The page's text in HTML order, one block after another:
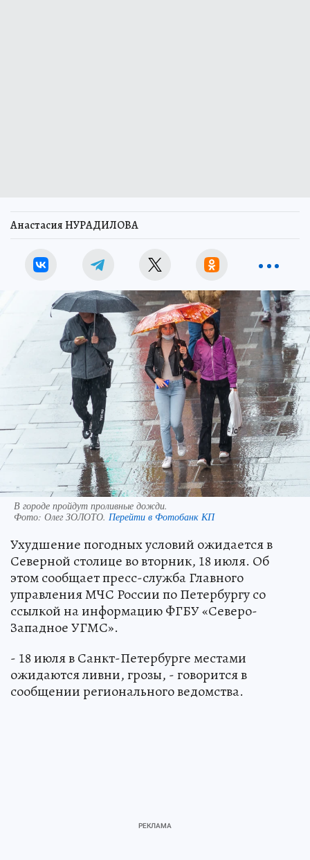
Анастасия НУРАДИЛОВА
В городе пройдут проливные дожди.
Фото: Олег ЗОЛОТО. Перейти в Фотобанк КП
Ухудшение погодных условий ожидается в
Северной столице во вторник, 18 июля. Об
этом сообщает пресс-служба Главного
управления МЧС России по Петербургу со
ссылкой на информацию ФГБУ «Северо-
Западное УГМС».
- 18 июля в Санкт-Петербурге местами
ожидаются ливни, грозы, - говорится в
сообщении регионального ведомства.